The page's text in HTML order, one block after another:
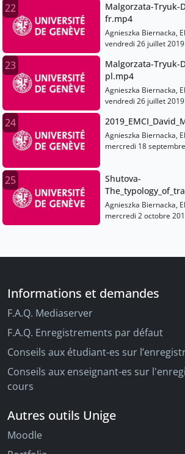
22
Malgorzata-Tryuk-
fr.mp4
Agnieszka Biernacka,
vendredi 26 juillet 2019
23
Malgorzata-Tryuk-
pl.mp4
Agnieszka Biernacka,
vendredi 26 juillet 2019
24
Agnieszka Biernacka,
mercredi 18
25
Shutova-
Agnieszka Biernacka,
mercredi 2 octobre
Informations et demandes
F.A.Q. Mediaserver
F.A.Q. Enregistrements par défaut
Conseils aux étudiant-es sur
Conseils aux enseignant-es sur
cours
Autres outils Unige
Moodle